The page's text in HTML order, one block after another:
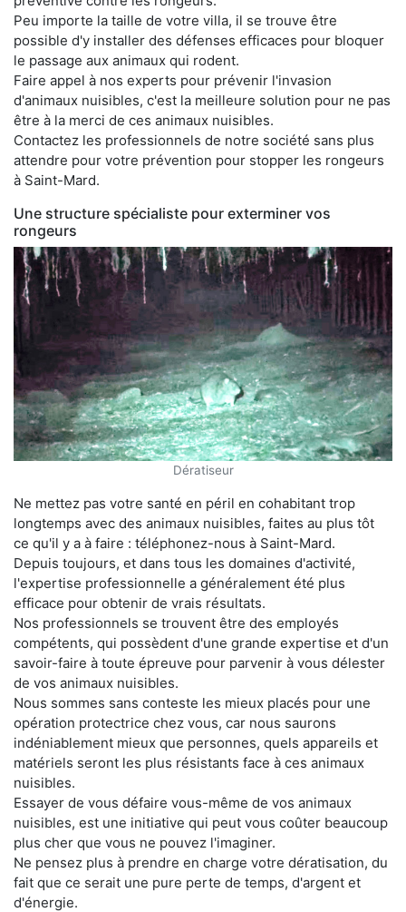
Peu importe la taille de votre villa, il se trouve être
possible d'y installer des défenses efficaces pour bloquer
le passage aux animaux qui rodent.
Faire appel à nos experts pour prévenir l'invasion
d'animaux nuisibles, c'est la meilleure solution pour ne pas
être à la merci de ces animaux nuisibles.
Contactez les professionnels de notre société sans plus
attendre pour votre prévention pour stopper les rongeurs
à Saint-Mard.
Une structure spécialiste pour exterminer vos
rongeurs
Dératiseur
Ne mettez pas votre santé en péril en cohabitant trop
longtemps avec des animaux nuisibles, faites au plus tôt
ce qu'il y a à faire : téléphonez-nous à Saint-Mard.
Depuis toujours, et dans tous les domaines d'activité,
l'expertise professionnelle a généralement été plus
efficace pour obtenir de vrais résultats.
Nos professionnels se trouvent être des employés
compétents, qui possèdent d'une grande expertise et d'un
savoir-faire à toute épreuve pour parvenir à vous délester
de vos animaux nuisibles.
Nous sommes sans conteste les mieux placés pour une
opération protectrice chez vous, car nous saurons
indéniablement mieux que personnes, quels appareils et
matériels seront les plus résistants face à ces animaux
nuisibles.
Essayer de vous défaire vous-même de vos animaux
nuisibles, est une initiative qui peut vous coûter beaucoup
plus cher que vous ne pouvez l'imaginer.
Ne pensez plus à prendre en charge votre dératisation, du
fait que ce serait une pure perte de temps, d'argent et
d'énergie.